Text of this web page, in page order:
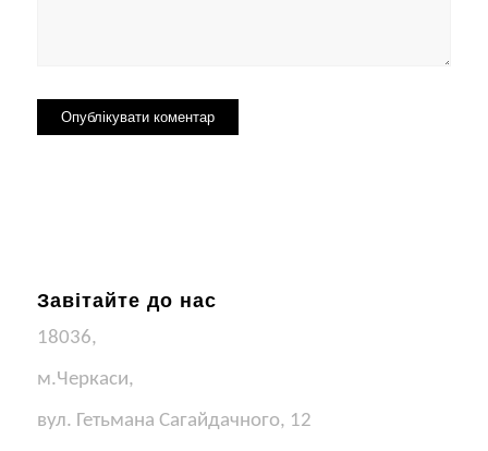
Завітайте до нас
18036,
м.Черкаси,
вул. Гетьмана Сагайдачного, 12